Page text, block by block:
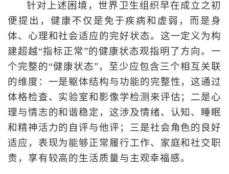
针对上述困境，世界卫生组织早在成立之初
便提出，健康不仅是免于疾病和虚弱，而是身
体、心理和社会适应的完好状态。这一定义为构
建超越“指标正常”的健康状态观指明了方向。一
个完整的“健康状态”，至少应包含三个相互关联
的维度：一是躯体结构与功能的完整性，这通过
体格检查、实验室和影像学检测来评估；二是心
理与情志的和谐稳定，这涉及情绪、认知、睡眠
和精神活力的自评与他评；三是社会角色的良好
适应，表现为能够正常履行工作、家庭和社交职
责，享有较高的生活质量与主观幸福感。